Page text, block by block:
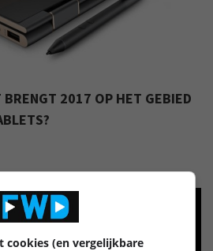
BRENGT 2017 OP HET GEBIED
cookies (en vergelijkbare